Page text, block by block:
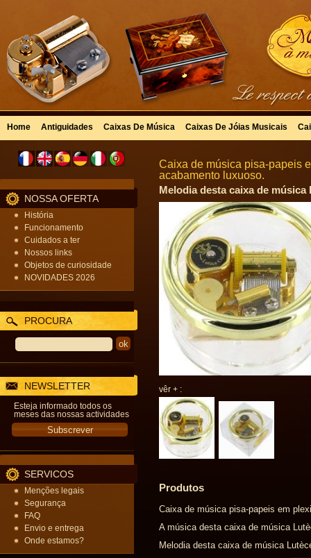
Home Antiguidades Caixas De Música Caixas De Jóias Musicais
NOSSA OFERTA
História
Funcionamento
Cuidados a ter
Nossos links
Objetos de curiosidade
NOVIDADES 2026
PROCURA
NEWSLETTER
Esteja informado todos os
meses das nossas actividades
SERVICOS
Menções legais
Segurança
FAQ
Envio e entrega
Onde estamos?
Caixa de música pisa-papeis
acabamento luxuoso.
Melodia desta caixa de
vêr + :
Produtos
Caixa de música pisa-papeis em
A música desta caixa de música
Melodia desta caixa de música